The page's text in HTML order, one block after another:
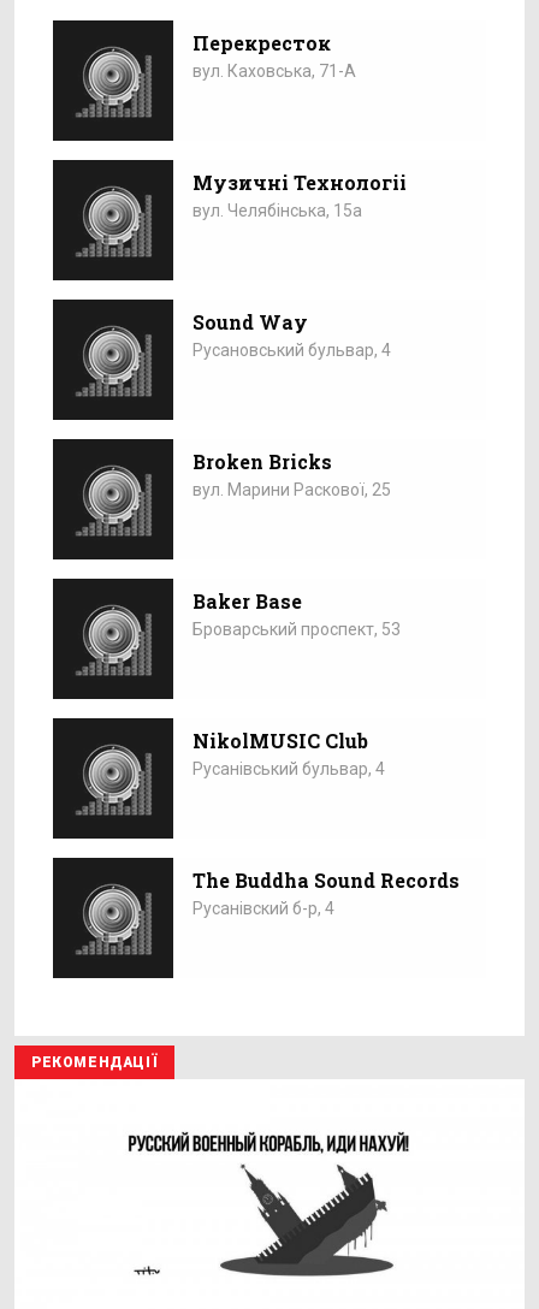
Перекресток
вул. Каховська, 71-А
Музичні Технологіі
вул. Челябінська, 15а
Sound Way
Русановський бульвар, 4
Broken Bricks
вул. Марини Раскової, 25
Baker Base
Броварський проспект, 53
NikolMUSIC Club
Русанівський бульвар, 4
The Buddha Sound Records
Русанівский б-р, 4
РЕКОМЕНДАЦІЇ